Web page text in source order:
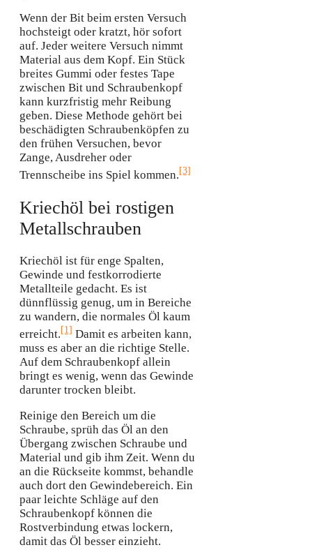
Wenn der Bit beim ersten Versuch
hochsteigt oder kratzt, hör sofort
auf. Jeder weitere Versuch nimmt
Material aus dem Kopf. Ein Stück
breites Gummi oder festes Tape
zwischen Bit und Schraubenkopf
kann kurzfristig mehr Reibung
geben. Diese Methode gehört bei
beschädigten Schraubenköpfen zu
den frühen Versuchen, bevor
Zange, Ausdreher oder
Trennscheibe ins Spiel kommen.[3]
Kriechöl bei rostigen
Metallschrauben
Kriechöl ist für enge Spalten,
Gewinde und festkorrodierte
Metallteile gedacht. Es ist
dünnflüssig genug, um in Bereiche
zu wandern, die normales Öl kaum
erreicht.[1] Damit es arbeiten kann,
muss es aber an die richtige Stelle.
Auf dem Schraubenkopf allein
bringt es wenig, wenn das Gewinde
darunter trocken bleibt.
Reinige den Bereich um die
Schraube, sprüh das Öl an den
Übergang zwischen Schraube und
Material und gib ihm Zeit. Wenn du
an die Rückseite kommst, behandle
auch dort den Gewindebereich. Ein
paar leichte Schläge auf den
Schraubenkopf können die
Rostverbindung etwas lockern,
damit das Öl besser einzieht.